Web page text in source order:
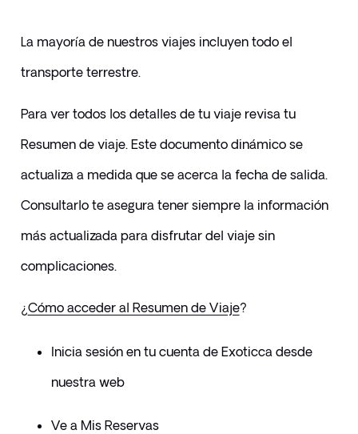
La mayoría de nuestros viajes incluyen todo el
transporte terrestre.
​Para ver todos los detalles de tu viaje revisa tu
Resumen de viaje. Este documento dinámico se
actualiza a medida que se acerca la fecha de salida.
Consultarlo te asegura tener siempre la información
más actualizada para disfrutar del viaje sin
complicaciones.
​¿Cómo acceder al Resumen de Viaje?
Inicia sesión en tu cuenta de Exoticca desde
nuestra web
Ve a Mis Reservas